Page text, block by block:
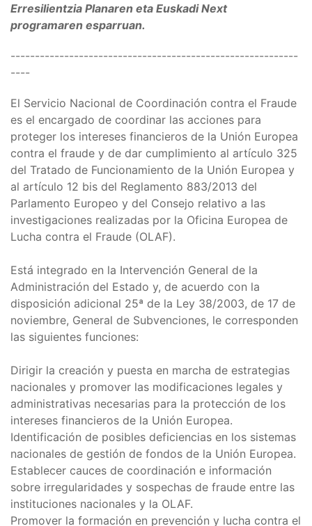
Erresilientzia Planaren eta Euskadi Next
programaren esparruan.
-----------------------------------------------------------
----
El Servicio Nacional de Coordinación contra el Fraude
es el encargado de coordinar las acciones para
proteger los intereses financieros de la Unión Europea
contra el fraude y de dar cumplimiento al artículo 325
del Tratado de Funcionamiento de la Unión Europea y
al artículo 12 bis del Reglamento 883/2013 del
Parlamento Europeo y del Consejo relativo a las
investigaciones realizadas por la Oficina Europea de
Lucha contra el Fraude (OLAF).
Está integrado en la Intervención General de la
Administración del Estado y, de acuerdo con la
disposición adicional 25ª de la Ley 38/2003, de 17 de
noviembre, General de Subvenciones, le corresponden
las siguientes funciones:
Dirigir la creación y puesta en marcha de estrategias
nacionales y promover las modificaciones legales y
administrativas necesarias para la protección de los
intereses financieros de la Unión Europea.
Identificación de posibles deficiencias en los sistemas
nacionales de gestión de fondos de la Unión Europea.
Establecer cauces de coordinación e información
sobre irregularidades y sospechas de fraude entre las
instituciones nacionales y la OLAF.
Promover la formación en prevención y lucha contra el